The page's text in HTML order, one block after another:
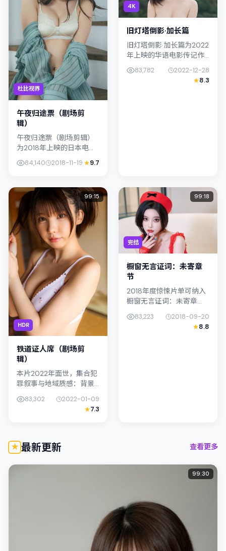
杜比视界
午夜归途票（剧场剪
辑）
午夜归途票（剧场剪辑）
为2018年上映的日本电影
惊悚作品，由奉俊昊执
导。影片以真实细腻的笔
宽与孙艺珍的对手戏张力
十足，情节...
84,140 2018-11-19 9.7
4K
旧灯塔倒影·加长篇
旧灯塔倒影·加长篇为2022
年上映的华语电影传记作
品，由贾樟柯执导。影片
以真实细腻的笔触描写普
通人处境，陈湘琪与阿部
83,782
2022-12-28
8.3
HDR
99:15
铁道证人席（剧场剪
辑）
本片2022年面世，集合犯
罪叙事与地域质感：背景
理相呼应。导演王小帅善
用光影与声场塑造孤独
83,302
2022-01-09
7.3
完结
99:18
橱窗无言证词：未寄章
节
2018年度惊悚片单可纳入
橱窗无言证词：未寄章
准中国香港的中产困境，
孙艺珍与朴叙俊演绎兄妹
83,223
2018-09-20
8.8
最新更新 查看更多
99:30